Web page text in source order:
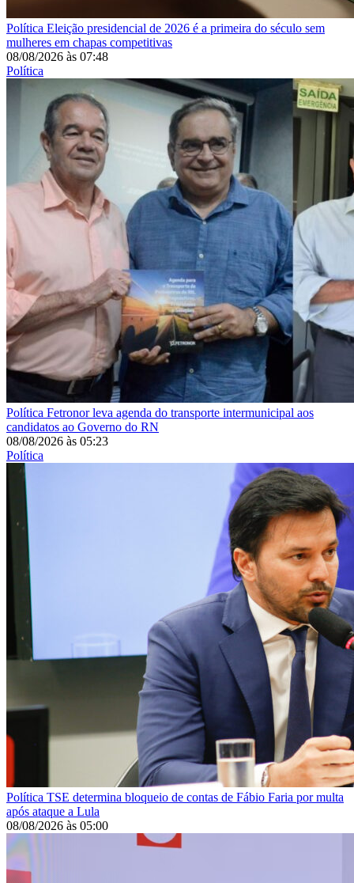
Política Eleição presidencial de 2026 é a primeira do século sem
mulheres em chapas competitivas
08/08/2026 às 07:48
Política
Política Fetronor leva agenda do transporte intermunicipal aos
candidatos ao Governo do RN
08/08/2026 às 05:23
Política
Política TSE determina bloqueio de contas de Fábio Faria por multa
após ataque a Lula
08/08/2026 às 05:00